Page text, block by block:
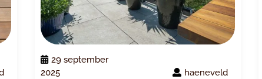
29 september
2025
haeneveld